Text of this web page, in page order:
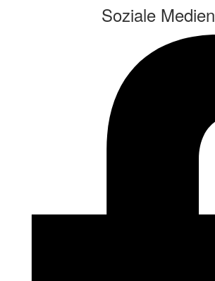
Soziale Medien